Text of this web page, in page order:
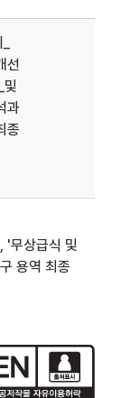
_
선
및
과
종
'무상급식 및
용역 최종